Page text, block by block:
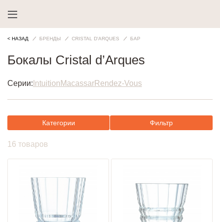
< НАЗАД БРЕНДЫ CRISTAL D'ARQUES БАР
Бокалы Cristal d’Arques
Серии: IntuitionMacassarRendez-Vous
Категории Фильтр
16 товаров